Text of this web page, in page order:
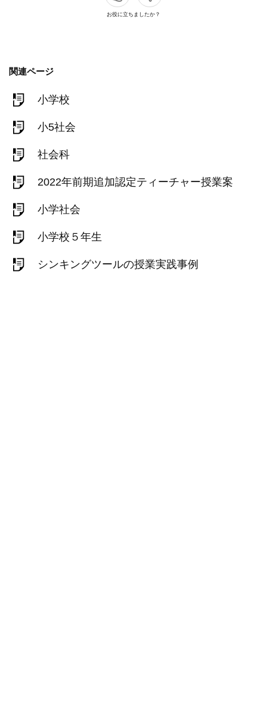
お役に立ちましたか？
関連ページ
小学校
小5社会
社会科
2022年前期追加認定ティーチャー授業案
小学社会
小学校５年生
シンキングツールの授業実践事例